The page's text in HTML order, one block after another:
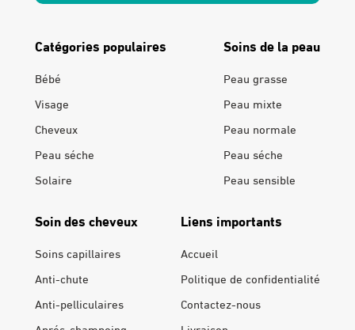
Catégories populaires
Bébé
Visage
Cheveux
Peau séche
Solaire
Soins de la peau
Peau grasse
Peau mixte
Peau normale
Peau séche
Peau sensible
Soin des cheveux
Soins capillaires
Anti-chute
Anti-pelliculaires
Liens importants
Accueil
Politique de confidentialité
Contactez-nous